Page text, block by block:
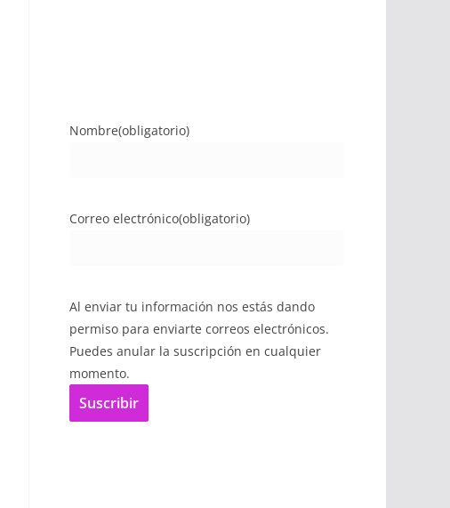
Nombre(obligatorio)
Correo electrónico(obligatorio)
Al enviar tu información nos estás dando
permiso para enviarte correos electrónicos.
Puedes anular la suscripción en cualquier
momento.
Suscribir